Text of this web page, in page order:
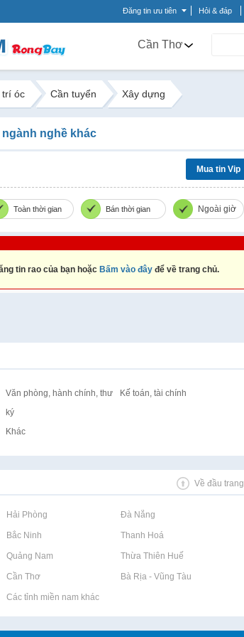
Đăng tin ưu tiên Hỏi & đáp
Cần Thơ
trí óc Cần tuyển Xây dựng
ngành nghề khác
Mua tin Vip
Toàn thời gian Bán thời gian Ngoài giờ
tin rao của bạn hoặc Bấm vào đây để về trang chủ.
Văn phòng, hành chính, thư
ký
Kế toán, tài chính
Khác
Về đầu trang
Hải Phòng Rao vặt tại Đà Nẵng
Bắc Ninh Rao vặt tại Thanh Hoá
Quảng Nam Rao vặt tại Thừa Thiên Huế
Cần Thơ Rao vặt tại Bà Rịa - Vũng Tàu
Các tỉnh miền nam khác